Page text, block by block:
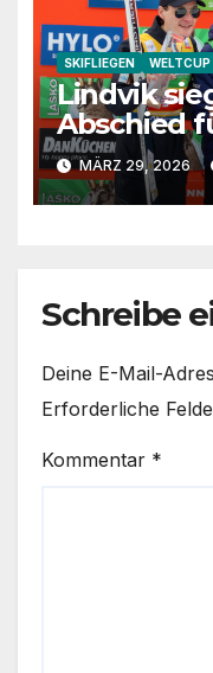
SKIFLIEGEN WELTCUP
Lindvik
Abschied
Fettner
MÄRZ 29, 2026
Schreibe
Deine E-Mail-
Erforderliche
Kommentar *